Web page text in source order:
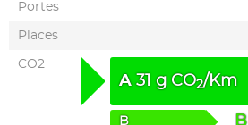
Portes
Places
CO2
A31 g CO2/Km
B B